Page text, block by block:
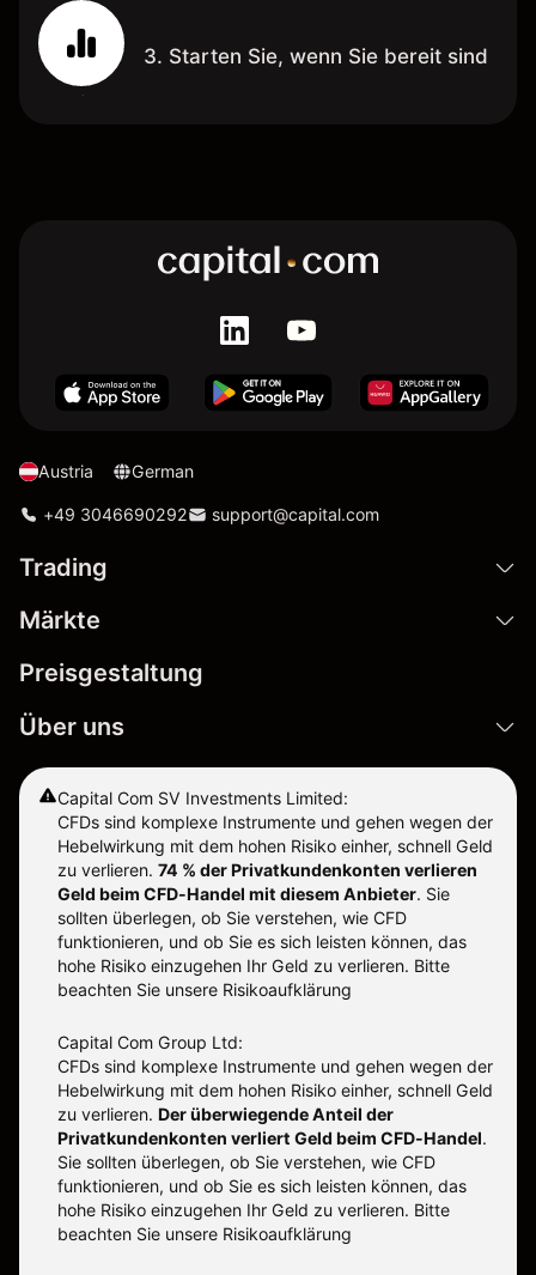
3. Starten Sie, wenn Sie bereit sind
Austria German
+49 3046690292 support@capital.com
Trading
Märkte
Preisgestaltung
Über uns
Capital Com SV Investments Limited:
CFDs sind komplexe Instrumente und gehen wegen der
Hebelwirkung mit dem hohen Risiko einher, schnell Geld
zu verlieren. 74 % der Privatkundenkonten verlieren
Geld beim CFD-Handel mit diesem Anbieter. Sie
sollten überlegen, ob Sie verstehen, wie CFD
funktionieren, und ob Sie es sich leisten können, das
hohe Risiko einzugehen Ihr Geld zu verlieren. Bitte
beachten Sie unsere Risikoaufklärung
Capital Com Group Ltd:
CFDs sind komplexe Instrumente und gehen wegen der
Hebelwirkung mit dem hohen Risiko einher, schnell Geld
zu verlieren. Der überwiegende Anteil der
Privatkundenkonten verliert Geld beim CFD-Handel.
Sie sollten überlegen, ob Sie verstehen, wie CFD
funktionieren, und ob Sie es sich leisten können, das
hohe Risiko einzugehen Ihr Geld zu verlieren. Bitte
beachten Sie unsere Risikoaufklärung